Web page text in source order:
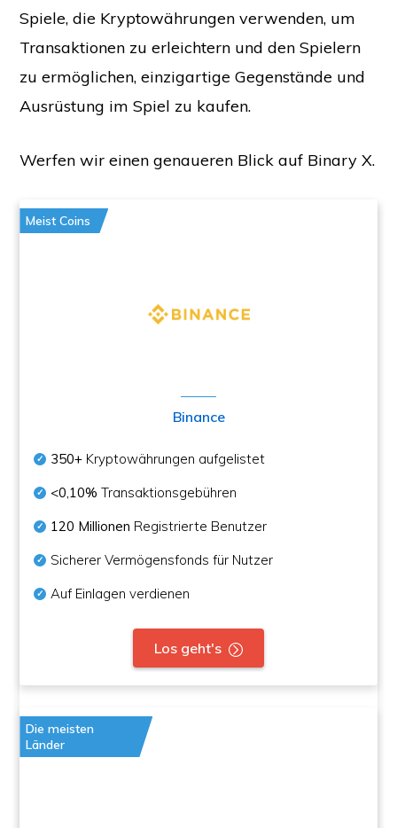
Spiele, die Kryptowährungen verwenden, um
Transaktionen zu erleichtern und den Spielern
zu ermöglichen, einzigartige Gegenstände und
Ausrüstung im Spiel zu kaufen.
Werfen wir einen genaueren Blick auf Binary X.
Meist Coins
Binance
350+ Kryptowährungen aufgelistet
<0,10% Transaktionsgebühren
120 Millionen Registrierte Benutzer
Sicherer Vermögensfonds für Nutzer
Auf Einlagen verdienen
Los geht's
Die meisten
Länder